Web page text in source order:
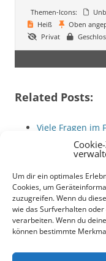
Um dir ein optimales
Cookies, um
zuzugreifen. Wenn du
wie das Surfverhalten
verarbeiten. Wenn du
können bestimmte
Themen-Icons:
Heiß
Oben
Privat
Related Posts:
Viele Fragen im
Das Babysitter
Was ist
Tipps zur VR
Babysitter-
Babysitter-
Sicherheit